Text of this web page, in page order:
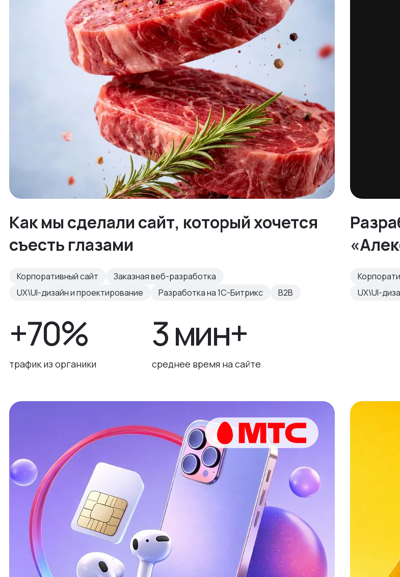
Как мы сделали сайт, который хочется
съесть глазами
Корпоративный сайт
Заказная веб-разработка
UX\UI-дизайн и проектирование
Разработка на 1С-Битрикс B2B
+70%
трафик из органики
3 мин+
среднее время на сайте
UX\UI-